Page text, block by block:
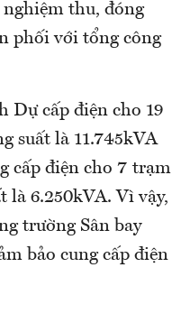
thu, đóng
phối với tổng công
Dự cấp điện cho 19
suất là 11.745kVA
cấp điện cho 7 trạm
là 6.250kVA. Vì vậy,
trường Sân bay
bảo cung cấp điện